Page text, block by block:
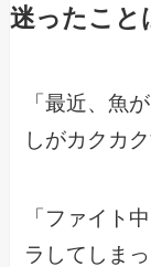
迷ったこと
「最近、魚
しがカクカ
「ファイト
ラしてしま